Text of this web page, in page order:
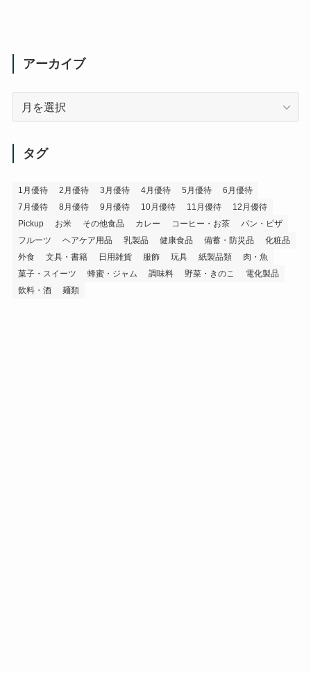
アーカイブ
タグ
1月優待 2月優待 3月優待 4月優待 5月優待
6月優待
7月優待
8月優待 9月優待 10月優待 11月優待
12月優待
Pickup
お米 その他食品 カレー コーヒー・お茶
パン・ピザ
フルーツ
ヘアケア用品 乳製品 健康食品 備蓄・防災品
化粧品
外食
文具・書籍 日用雑貨 服飾 玩具 紙製品類
肉・魚
菓子・スイーツ
蜂蜜・ジャム 調味料 野菜・きのこ
電化製品
飲料・酒
麺類